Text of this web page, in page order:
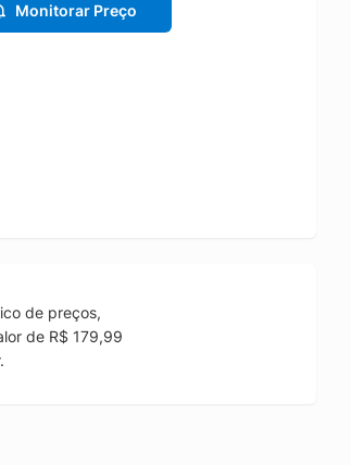
Monitorar Preço
de preços,
de R$ 179,99